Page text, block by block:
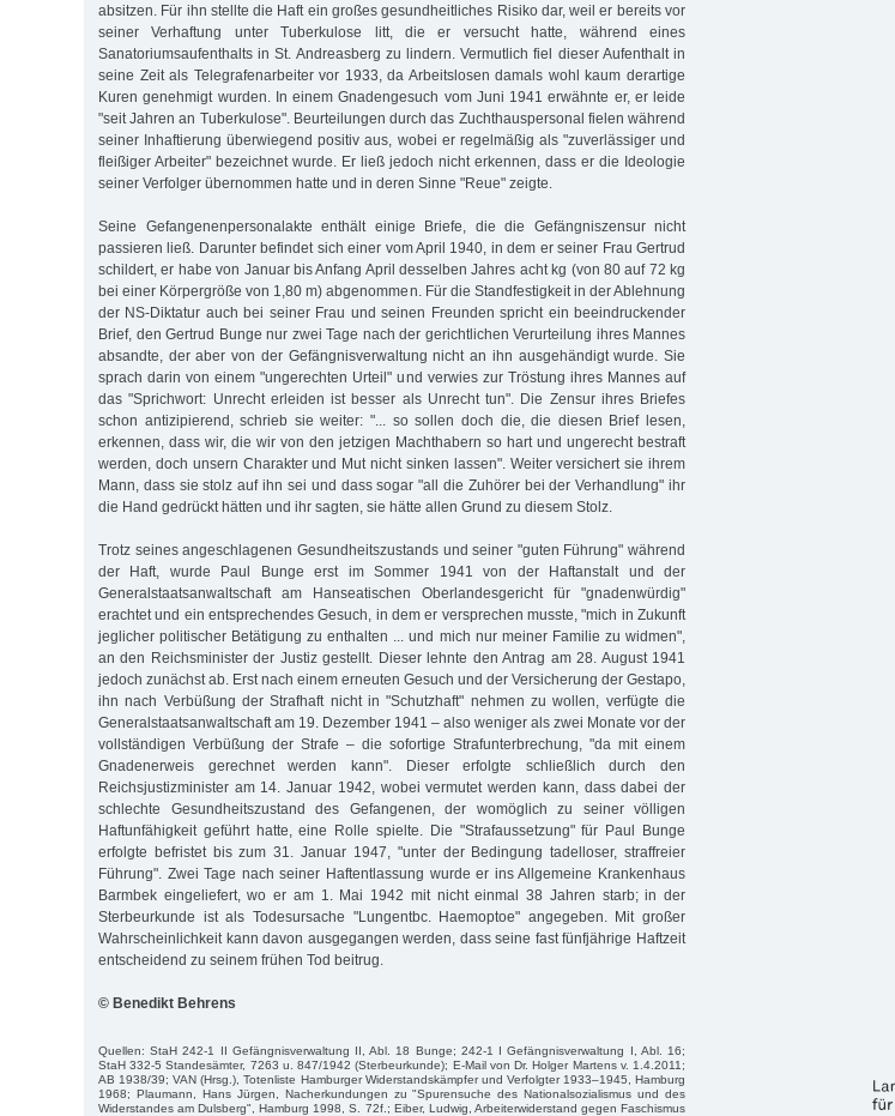
absitzen. Für ihn stellte die Haft ein großes gesundheitliches Risiko dar, weil er bereits vor
seiner Verhaftung unter Tuberkulose litt, die er versucht hatte, während eines
Sanatoriumsaufenthalts in St. Andreasberg zu lindern. Vermutlich fiel dieser Aufenthalt in
seine Zeit als Telegrafenarbeiter vor 1933, da Arbeitslosen damals wohl kaum derartige
Kuren genehmigt wurden. In einem Gnadengesuch vom Juni 1941 erwähnte er, er leide
"seit Jahren an Tuberkulose". Beurteilungen durch das Zuchthauspersonal fielen während
seiner Inhaftierung überwiegend positiv aus, wobei er regelmäßig als "zuverlässiger und
fleißiger Arbeiter" bezeichnet wurde. Er ließ jedoch nicht erkennen, dass er die Ideologie
seiner Verfolger übernommen hatte und in deren Sinne "Reue" zeigte.
Seine Gefangenenpersonalakte enthält einige Briefe, die die Gefängniszensur nicht
passieren ließ. Darunter befindet sich einer vom April 1940, in dem er seiner Frau Gertrud
schildert, er habe von Januar bis Anfang April desselben Jahres acht kg (von 80 auf 72 kg
bei einer Körpergröße von 1,80 m) abgenommen. Für die Standfestigkeit in der Ablehnung
der NS-Diktatur auch bei seiner Frau und seinen Freunden spricht ein beeindruckender
Brief, den Gertrud Bunge nur zwei Tage nach der gerichtlichen Verurteilung ihres Mannes
absandte, der aber von der Gefängnisverwaltung nicht an ihn ausgehändigt wurde. Sie
sprach darin von einem "ungerechten Urteil" und verwies zur Tröstung ihres Mannes auf
das "Sprichwort: Unrecht erleiden ist besser als Unrecht tun". Die Zensur ihres Briefes
schon antizipierend, schrieb sie weiter: "... so sollen doch die, die diesen Brief lesen,
erkennen, dass wir, die wir von den jetzigen Machthabern so hart und ungerecht bestraft
werden, doch unsern Charak­ter und Mut nicht sinken lassen". Weiter versichert sie ihrem
Mann, dass sie stolz auf ihn sei und dass sogar "all die Zuhörer bei der Verhandlung" ihr
die Hand gedrückt hätten und ihr sagten, sie hätte allen Grund zu diesem Stolz.
Trotz seines angeschlagenen Ge­sundheitszustands und seiner "guten Führung" während
der Haft, wurde Paul Bunge erst im Sommer 1941 von der Haftanstalt und der
Generalstaatsanwaltschaft am Hanseatischen Oberlandesgericht für "gnadenwürdig"
erachtet und ein entsprechendes Gesuch, in dem er versprechen musste, "mich in Zukunft
jeglicher politischer Betätigung zu enthalten ... und mich nur meiner Familie zu widmen",
an den Reichsminister der Justiz gestellt. Dieser lehnte den Antrag am 28. August 1941
jedoch zunächst ab. Erst nach einem erneuten Gesuch und der Versicherung der Gestapo,
ihn nach Verbüßung der Strafhaft nicht in "Schutzhaft" nehmen zu wollen, verfügte die
Generalstaatsanwaltschaft am 19. Dezember 1941 – also weniger als zwei Monate vor der
vollständigen Verbüßung der Strafe – die sofortige Strafunterbrechung, "da mit einem
Gnadenerweis gerechnet werden kann". Dieser erfolgte schließlich durch den
Reichsjustizminister am 14. Januar 1942, wobei vermutet werden kann, dass dabei der
schlechte Gesundheitszustand des Gefangenen, der womöglich zu seiner völligen
Haftunfähigkeit geführt hatte, eine Rolle spielte. Die "Strafaussetzung" für Paul Bunge
erfolgte befristet bis zum 31. Januar 1947, "unter der Bedingung tadelloser, straffreier
Führung". Zwei Tage nach seiner Haftentlassung wurde er ins Allgemeine Krankenhaus
Barmbek eingeliefert, wo er am 1. Mai 1942 mit nicht einmal 38 Jahren starb; in der
Sterbeurkunde ist als Todesursache "Lungentbc. Haemoptoe" angegeben. Mit großer
Wahrscheinlichkeit kann davon ausgegangen werden, dass seine fast fünfjährige Haftzeit
entscheidend zu seinem frühen Tod beitrug.
© Benedikt Behrens
Quellen: StaH 242-1 II Gefängnisverwaltung II, Abl. 18 Bunge; 242-1 I Gefängnisverwaltung I, Abl. 16;
StaH 332-5 Standesämter, 7263 u. 847/1942 (Sterbeurkunde); E-Mail von Dr. Holger Martens v. 1.4.2011;
AB 1938/39; VAN (Hrsg.), Totenliste Hamburger Widerstandskämpfer und Verfolgter 1933–1945, Hamburg
1968; Plaumann, Hans Jürgen, Nacherkundungen zu "Spurensuche des Nationalsozialismus und des
Widerstandes am Dulsberg", Hamburg 1998, S. 72f.; Eiber, Ludwig, Arbeiterwiderstand gegen Faschismus